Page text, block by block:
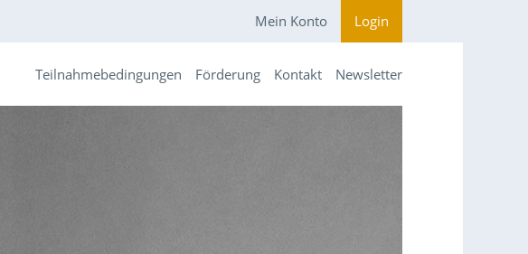
Mein Konto Login
Teilnahmebedingungen Förderung Kontakt Newsletter